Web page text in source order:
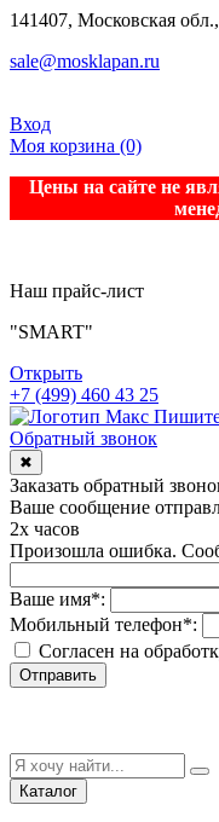
141407, Московская
sale@mosklapan.ru
Вход
Моя корзина (0)
Цены на сайте не
Наш прайс-лист
"SMART"
Открыть
+7 (499) 460 43 25
Обратный звонок
✖
Заказать обратный
Ваше сообщение
2х часов
Произошла ошибка.
Ваше имя*:
Мобильный телефон*:
Согласен на
Отправить
Каталог